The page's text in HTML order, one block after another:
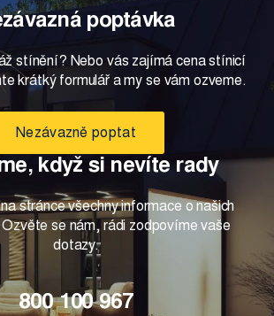
poptávka
stínění? Nebo vás zajímá cena stínicí
krátký formulář a my se vám ozveme.
Nezávazně poptat
když si nevíte rady
stránce všechny informace o našich
se nám, rádi zodpovíme vaše
dotazy.
800 100 967